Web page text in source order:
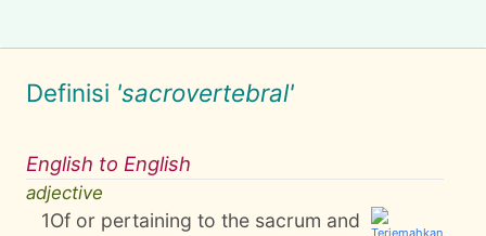
Definisi 'sacrovertebral'
English to English
adjective
1Of or pertaining to the sacrum and